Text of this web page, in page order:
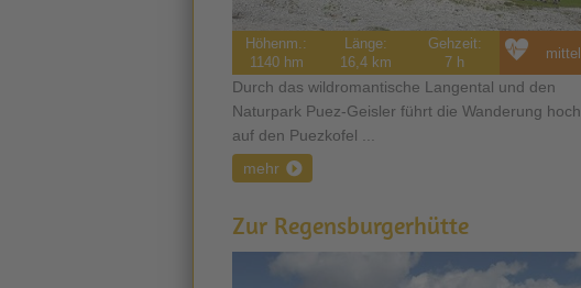
Höhenm.:
1140 hm
Länge:
16,4 km
Gehzeit:
7 h
mittel
Durch das wildromantische Langental und den
Naturpark Puez-Geisler führt die Wanderung hoch
auf den Puezkofel ...
mehr
Zur Regensburgerhütte